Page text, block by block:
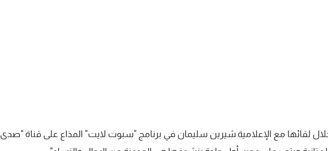
لقائها مع الإعلامية شيرين سليمان في برنامج "سبوت لايت" المذاع على قناة "صدى